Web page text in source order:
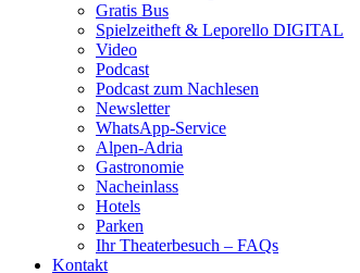
Gratis Bus
Spielzeitheft & Leporello DIGITAL
Video
Podcast
Podcast zum Nachlesen
Newsletter
WhatsApp-Service
Alpen-Adria
Gastronomie
Nacheinlass
Hotels
Parken
Ihr Theaterbesuch – FAQs
Kontakt